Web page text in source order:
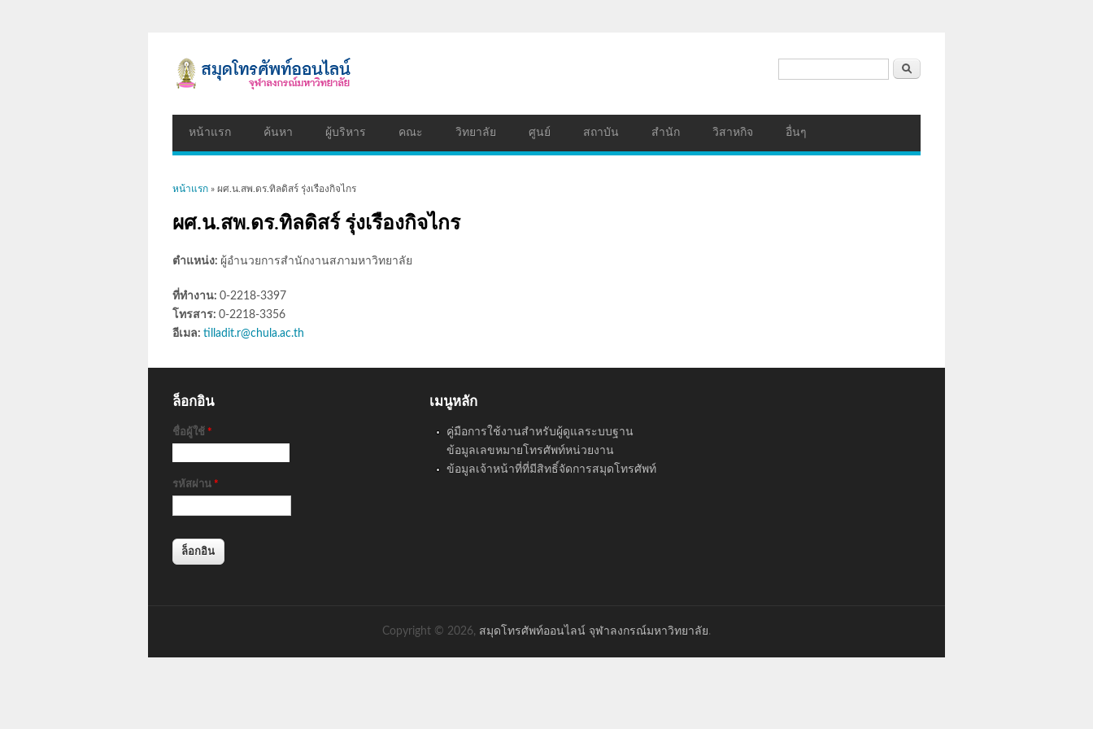
ค้นหา
หน้าแรก ค้นหา ผู้บริหาร คณะ วิทยาลัย ศูนย์ สถาบัน สำนัก วิสาหกิจ อื่นๆ
คุณอยู่ที่นี่
หน้าแรก » ผศ.น.สพ.ดร.ทิลดิสร์ รุ่งเรืองกิจไกร
ผศ.น.สพ.ดร.ทิลดิสร์ รุ่งเรืองกิจไกร
ตำแหน่ง: ผู้อำนวยการสำนักงานสภามหาวิทยาลัย
ที่ทำงาน: 0-2218-3397
โทรสาร: 0-2218-3356
อีเมล: tilladit.r@chula.ac.th
ล็อกอิน
ชื่อผู้ใช้ *
รหัสผ่าน *
เมนูหลัก
คู่มือการใช้งานสำหรับผู้ดูแลระบบฐาน
ข้อมูลเลขหมายโทรศัพท์หน่วยงาน
ข้อมูลเจ้าหน้าที่ที่มีสิทธิ์จัดการสมุดโทรศัพท์
Copyright © 2026, สมุดโทรศัพท์ออนไลน์ จุฬาลงกรณ์มหาวิทยาลัย.